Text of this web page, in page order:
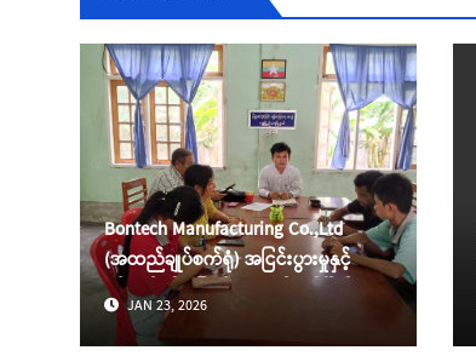
Bontech Manufacturing Co.,Ltd
(အထည်ချုပ်စက်ရုံ) အငြင်းပွားမှုနှင့်
စပ်လျဉ်း၍ ဖြေရှင်း ဆောင်ရွက်ပြီးစီးမှု
အခြေအနေ
JAN 23, 2026